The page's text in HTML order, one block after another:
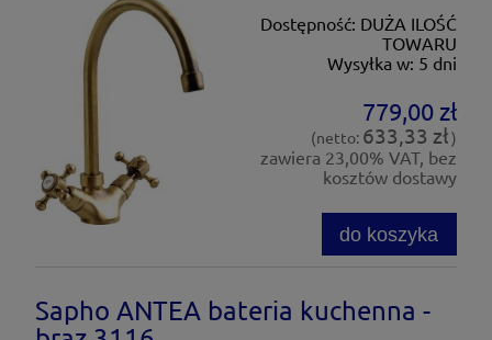
Dostępność: DUŻA ILOŚĆ
TOWARU
Wysyłka w: 5 dni
779,00 zł
(netto: 633,33 zł)
zawiera 23,00% VAT, bez
kosztów dostawy
do koszyka
Sapho ANTEA bateria kuchenna -